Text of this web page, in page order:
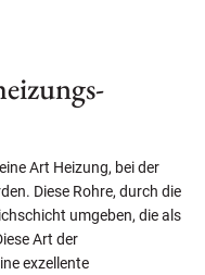
Art Heizung, bei der
Diese Rohre, durch die
umgeben, die als
Art der
exzellente